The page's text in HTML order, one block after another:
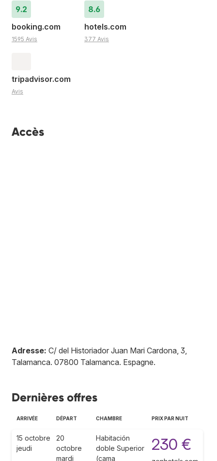
9.2
booking.com
1595 Avis
8.6
hotels.com
377 Avis
tripadvisor.com
Avis
Accès
Adresse: C/ del Historiador Juan Mari Cardona, 3,
Talamanca. 07800 Talamanca. Espagne.
Dernières offres
ARRIVÉE DÉPART CHAMBRE PRIX PAR NUIT
15 octobre
jeudi
20
octobre
mardi
Habitación
doble Superior
(cama
230 €